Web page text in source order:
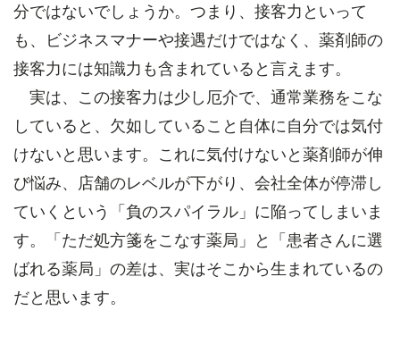
分ではないでしょうか。つまり、接客力といって
も、ビジネスマナーや接遇だけではなく、薬剤師の
接客力には知識力も含まれていると言えます。
実は、この接客力は少し厄介で、通常業務をこな
していると、欠如していること自体に自分では気付
けないと思います。これに気付けないと薬剤師が伸
び悩み、店舗のレベルが下がり、会社全体が停滞し
ていくという「負のスパイラル」に陥ってしまいま
す。「ただ処方箋をこなす薬局」と「患者さんに選
ばれる薬局」の差は、実はそこから生まれているの
だと思います。